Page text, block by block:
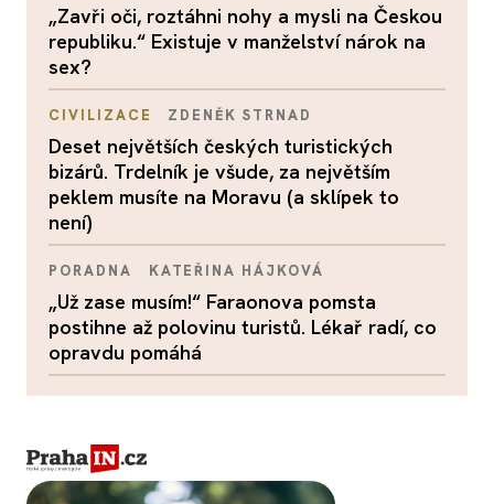
„Zavři oči, roztáhni nohy a mysli na Českou
republiku.“ Existuje v manželství nárok na
sex?
CIVILIZACE ZDENĚK STRNAD
Deset největších českých turistických
bizárů. Trdelník je všude, za největším
peklem musíte na Moravu (a sklípek to
není)
PORADNA KATEŘINA HÁJKOVÁ
„Už zase musím!“ Faraonova pomsta
postihne až polovinu turistů. Lékař radí, co
opravdu pomáhá